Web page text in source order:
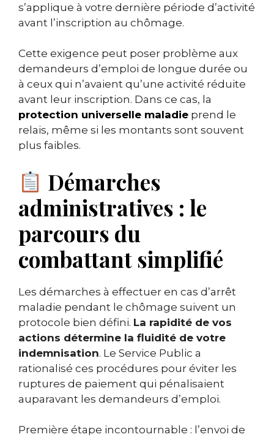
s’applique à votre dernière période d’activité
avant l’inscription au chômage.
Cette exigence peut poser problème aux
demandeurs d’emploi de longue durée ou
à ceux qui n’avaient qu’une activité réduite
avant leur inscription. Dans ce cas, la
protection universelle maladie prend le
relais, même si les montants sont souvent
plus faibles.
Démarches
administratives : le
parcours du
combattant simplifié
Les démarches à effectuer en cas d’arrêt
maladie pendant le chômage suivent un
protocole bien défini. La rapidité de vos
actions détermine la fluidité de votre
indemnisation. Le Service Public a
rationalisé ces procédures pour éviter les
ruptures de paiement qui pénalisaient
auparavant les demandeurs d’emploi.
Première étape incontournable : l’envoi de